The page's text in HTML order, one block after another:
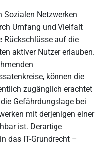
Sozialen Netzwerken
Umfang und Vielfalt
Rückschlüsse auf die
aktiver Nutzer erlauben.
können die
zugänglich erachtet
Gefährdungslage bei
mit derjenigen einer
ist. Derartige
das IT-Grundrecht –